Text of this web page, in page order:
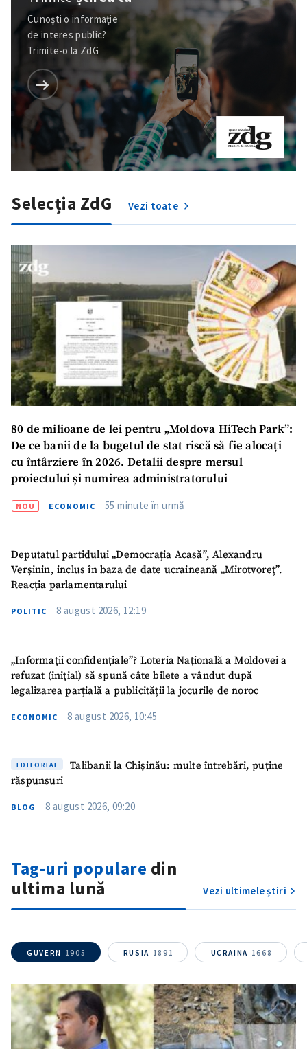
Cunoști o informație
de interes public?
Trimite-o la ZdG
Selecția ZdG Vezi toate
80 de milioane de lei pentru „Moldova HiTech Park”:
De ce banii de la bugetul de stat riscă să fie alocați
cu întârziere în 2026. Detalii despre mersul
proiectului și numirea administratorului
NOU ECONOMIC 55 minute în urmă
Deputatul partidului „Democrația Acasă”, Alexandru
Verșinin, inclus în baza de date ucraineană „Mirotvoreț”.
Reacția parlamentarului
POLITIC 8 august 2026, 12:19
„Informații confidențiale”? Loteria Națională a Moldovei a
refuzat (inițial) să spună câte bilete a vândut după
legalizarea parțială a publicității la jocurile de noroc
ECONOMIC 8 august 2026, 10:45
EDITORIAL
Talibanii la Chișinău: multe întrebări, puține
răspunsuri
BLOG 8 august 2026, 09:20
Tag-uri populare din
ultima lună
Vezi ultimele știri
GUVERN 1905 RUSIA 1891 UCRAINA 1668
ȘTIREA MEA
Fotografie
+ Încarcă imagine
Mesajul știrei
+ Mesajul știrei
CONTACT SURSĂ